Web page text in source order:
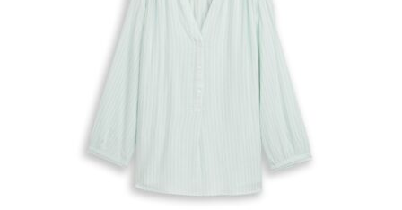
Produktseite